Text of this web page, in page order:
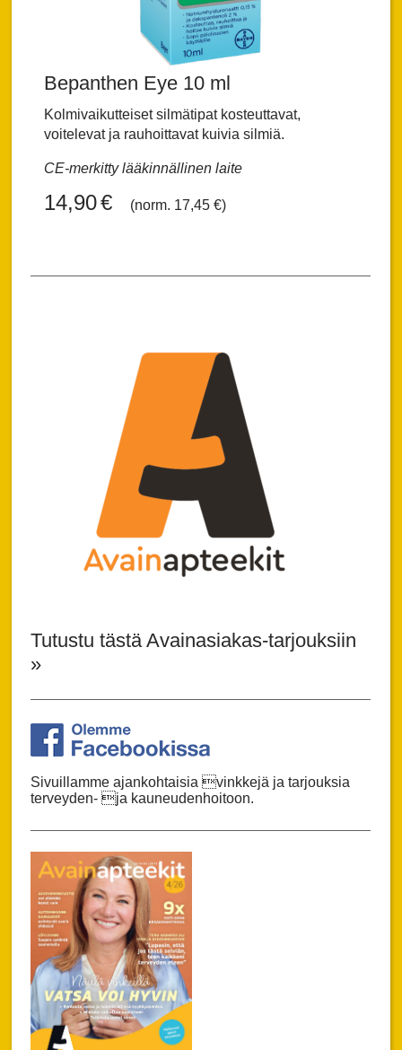
Bepanthen Eye 10 ml
Kolmivaikutteiset silmätipat kosteuttavat,
voitelevat ja rauhoittavat kuivia silmiä.
CE-merkitty lääkinnällinen laite
14,90€ (norm. 17,45 €)
Tutustu tästä Avainasiakas-tarjouksiin
»
Sivuillamme ajankohtaisia vinkkejä ja tarjouksia
terveyden- ja kauneudenhoitoon.